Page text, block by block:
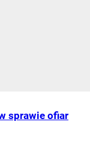
sprawie ofiar